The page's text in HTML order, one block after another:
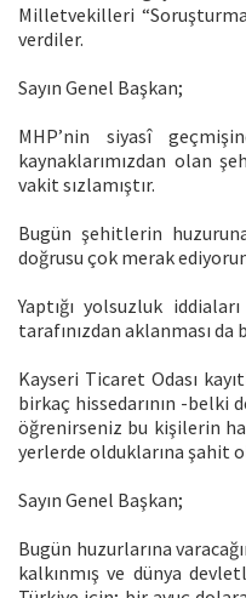
Milletvekilleri
verdiler.
Sayın Genel Başkan;
MHP’nin siyasî
kaynaklarımızdan olan
vakit sızlamıştır.
Bugün şehitlerin
doğrusu çok merak
Yaptığı yolsuzluk
tarafınızdan aklanması
Kayseri Ticaret Odası
birkaç hissedarının -belki
öğrenirseniz bu kişilerin
yerlerde olduklarına şahit
Sayın Genel Başkan;
Bugün huzurlarına
kalkınmış ve dünya